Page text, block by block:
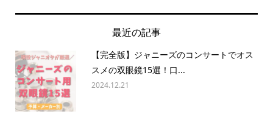
最近の記事
【完全版】ジャニーズのコンサートでオス
スメの双眼鏡15選！口...
2024.12.21